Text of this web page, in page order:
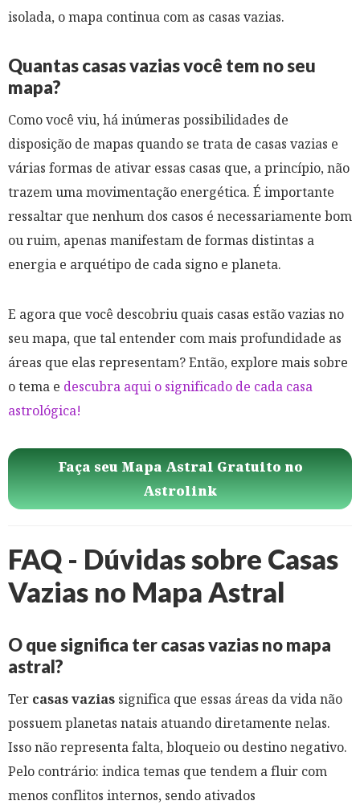
isolada, o mapa continua com as casas vazias.
Quantas casas vazias você tem no seu
mapa?
Como você viu, há inúmeras possibilidades de
disposição de mapas quando se trata de casas vazias e
várias formas de ativar essas casas que, a princípio, não
trazem uma movimentação energética. É importante
ressaltar que nenhum dos casos é necessariamente bom
ou ruim, apenas manifestam de formas distintas a
energia e arquétipo de cada signo e planeta.
E agora que você descobriu quais casas estão vazias no
seu mapa, que tal entender com mais profundidade as
áreas que elas representam? Então, explore mais sobre
o tema e descubra aqui o significado de cada casa
astrológica!
Faça seu Mapa Astral Gratuito no
Astrolink
FAQ - Dúvidas sobre Casas
Vazias no Mapa Astral
O que significa ter casas vazias no mapa
astral?
Ter casas vazias significa que essas áreas da vida não
possuem planetas natais atuando diretamente nelas.
Isso não representa falta, bloqueio ou destino negativo.
Pelo contrário: indica temas que tendem a fluir com
menos conflitos internos, sendo ativados